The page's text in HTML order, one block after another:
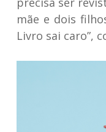
mãe e dois
Livro sai caro”,